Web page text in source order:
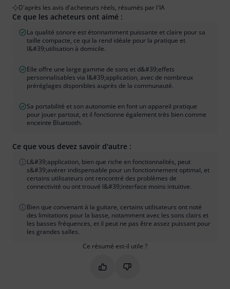
D'après les avis d'acheteurs réels, résumés par l'IA
Ce que les acheteurs ont aimé :
La qualité sonore est étonnamment puissante et claire pour sa
taille compacte, ce qui la rend idéale pour la pratique et
l&#39;utilisation à domicile.
Elle offre une large gamme de sons et d&#39;effets
personnalisables via l&#39;application, avec de nombreux
préréglages disponibles auprès de la communauté.
Sa portabilité et son autonomie en font un appareil pratique
pour jouer partout, et il fonctionne également très bien comme
enceinte Bluetooth.
Ce que vous devez savoir d'autre :
L&#39;application, bien que riche en fonctionnalités, peut
s&#39;avérer indispensable pour un fonctionnement optimal, et
certains utilisateurs ont rencontré des problèmes de
connectivité ou ont trouvé l&#39;interface moins intuitive.
Bien que convenant à la guitare, certains utilisateurs ont noté
des limitations pour la basse, notamment avec les sons clairs et
les basses fréquences, et il peut ne pas être assez puissant pour
les grandes salles.
Ce résumé est-il utile ?
Marquer ce résumé comme utile
Marquer ce résumé comme